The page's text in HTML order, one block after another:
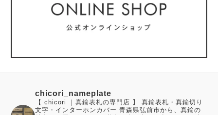
chicori_nameplate
【 chicori ｜真鍮表札の専門店 】 真鍮表札・真鍮切り
文字・インターホンカバー 青森県弘前市から、真鍮の